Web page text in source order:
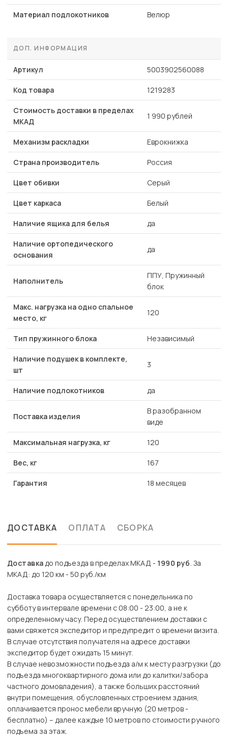
Материал подлокотников Велюр
ДОП. ИНФОРМАЦИЯ
Артикул 5003902560088
Код товара 1219283
Стоимость доставки в пределах
МКАД
1 990 рублей
Механизм раскладки Еврокнижка
Страна производитель Россия
Цвет обивки Серый
Цвет каркаса Белый
Наличие ящика для белья да
Наличие ортопедического
основания
да
Наполнитель
ППУ, Пружинный
блок
Макс. нагрузка на одно спальное
место, кг
120
Тип пружинного блока Независимый
Наличие подушек в комплекте,
шт
3
Наличие подлокотников да
Поставка изделия
В разобранном
виде
Максимальная нагрузка, кг 120
Вес, кг 167
Гарантия 18 месяцев
ДОСТАВКА ОПЛАТА СБОРКА
Доставкадо подъезда в пределах МКАД - 1990 руб. За
МКАД: до 120 км - 50 руб./км
Доставка товара осуществляется с понедельника по
субботу в интервале времени с 08:00 - 23:00, а не к
определенному часу. Перед осуществлением доставки с
вами свяжется экспедитор и предупредит о времени визита.
В случае отсутствия получателя на адресе доставки
экспедитор будет ожидать 15 минут.
В случае невозможности подъезда а/м к месту разгрузки (до
подъезда многоквартирного дома или до калитки/забора
частного домовладения), а также больших расстояний
внутри помещения, обусловленных строением здания,
оплачивается пронос мебели вручную (20 метров -
бесплатно) – далее каждые 10 метров по стоимости ручного
подъема за этаж.